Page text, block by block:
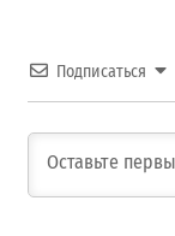
Подписаться